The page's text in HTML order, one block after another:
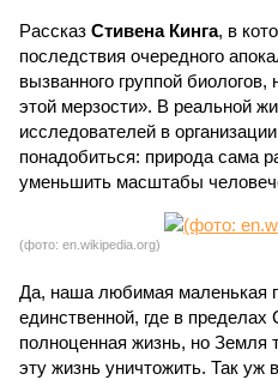
Рассказ Стивена Кинга, в
последствия очередного
вызванного группой
этой мерзости». В реальной
исследователей в
понадобиться: природа сама
уменьшить масштабы
(фото: en.wikipedia.org)
Да, наша любимая маленькая
единственной, где в
полноценная жизнь, но Земля
эту жизнь уничтожить. Так уж